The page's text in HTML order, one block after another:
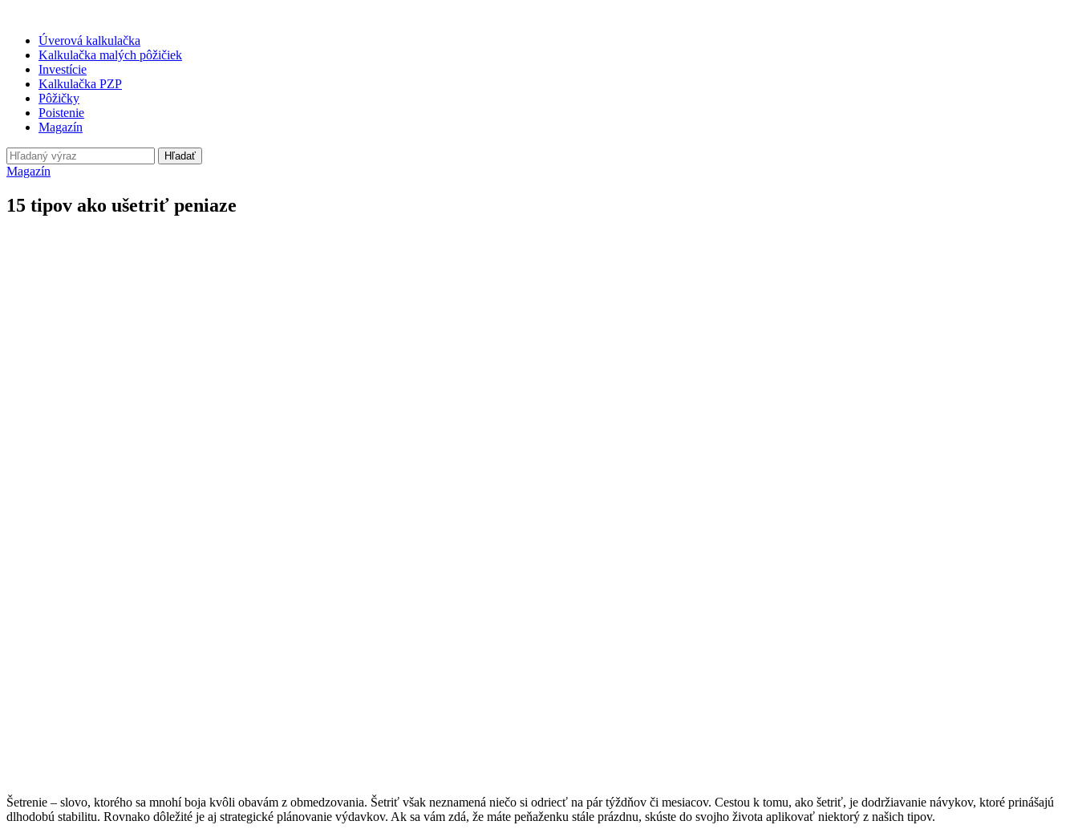
Úverová kalkulačka
Kalkulačka malých pôžičiek
Investície
Kalkulačka PZP
Pôžičky
Poistenie
Magazín
Hľadať
Magazín
15 tipov ako ušetriť peniaze
Šetrenie – slovo, ktorého sa mnohí boja kvôli obavám z obmedzovania. Šetriť však neznamená niečo si odriecť na pár týždňov či mesiacov. Cestou k tomu, ako šetriť, je dodržiavanie návykov, ktoré prinášajú
dlhodobú stabilitu. Rovnako dôležité je aj strategické plánovanie výdavkov. Ak sa vám zdá, že máte peňaženku stále prázdnu, skúste do svojho života aplikovať niektorý z našich tipov.